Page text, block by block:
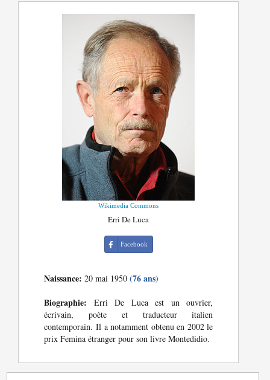
Wikimedia Commons
Erri De Luca
Facebook
Naissance: 20 mai 1950(76 ans)
Biographie: Erri De Luca est un ouvrier,
écrivain, poète et traducteur italien
contemporain. Il a notamment obtenu en 2002 le
prix Femina étranger pour son livre Montedidio.